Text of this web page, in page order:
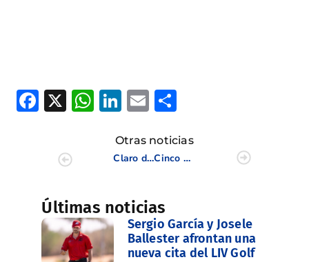
Facebook
X WhatsApp
LinkedIn
Email
Otras noticias
Claro dominio valenciano en el Cto Abierto de Madrid Femenino
Cinco de las nuestras dentro de las diez mejores en Golf Santander
Últimas noticias
Sergio García y Josele
Ballester afrontan una
nueva cita del LIV Golf